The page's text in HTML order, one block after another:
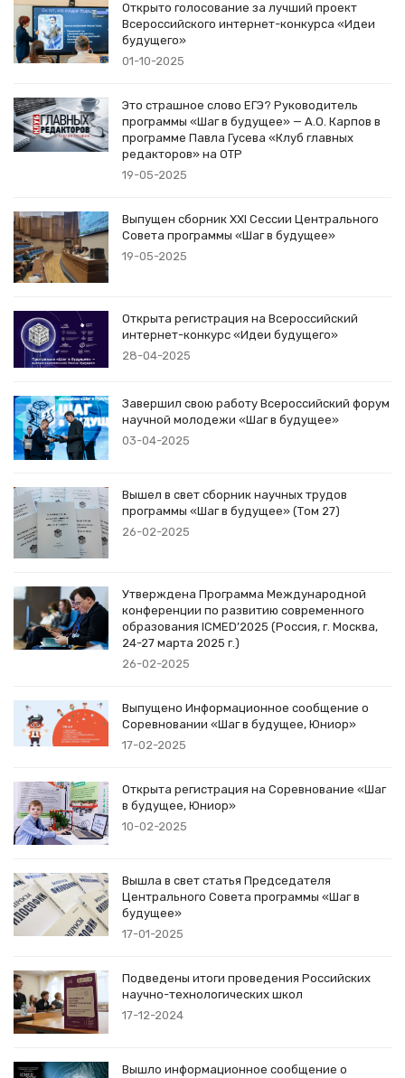
Открыто голосование за лучший проект
Всероссийского интернет-конкурса «Идеи
будущего»
01-10-2025
Это страшное слово ЕГЭ? Руководитель
программы «Шаг в будущее» — А.О. Карпов в
программе Павла Гусева «Клуб главных
редакторов» на ОТР
19-05-2025
Выпущен сборник XXI Сессии Центрального
Совета программы «Шаг в будущее»
19-05-2025
Открыта регистрация на Всероссийский
интернет-конкурс «Идеи будущего»
28-04-2025
Завершил свою работу Всероссийский форум
научной молодежи «Шаг в будущее»
03-04-2025
Вышел в свет сборник научных трудов
программы «Шаг в будущее» (Том 27)
26-02-2025
Утверждена Программа Международной
конференции по развитию современного
образования ICMED’2025 (Россия, г. Москва,
24-27 марта 2025 г.)
26-02-2025
Выпущено Информационное сообщение о
Соревновании «Шаг в будущее, Юниор»
17-02-2025
Открыта регистрация на Соревнование «Шаг
в будущее, Юниор»
10-02-2025
Вышла в свет статья Председателя
Центрального Совета программы «Шаг в
будущее»
17-01-2025
Подведены итоги проведения Российских
научно-технологических школ
17-12-2024
Вышло информационное сообщение о